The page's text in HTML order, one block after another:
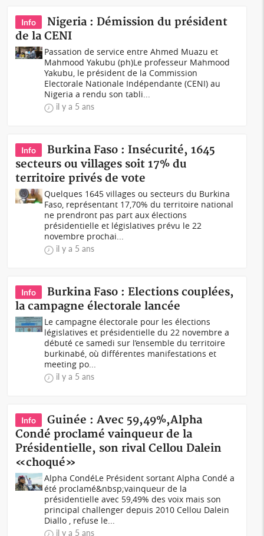
Info
Nigeria : Démission du président
de la CENI
Passation de service entre Ahmed Muazu et
Mahmood Yakubu (ph)Le professeur Mahmood
Yakubu, le président de la Commission
Electorale Nationale Indépendante (CENI) au
Nigeria a rendu son tabli...
il y a 5 ans
Info
Burkina Faso : Insécurité, 1645
secteurs ou villages soit 17% du
territoire privés de vote
Quelques 1645 villages ou secteurs du Burkina
Faso, représentant 17,70% du territoire national
ne prendront pas part aux élections
présidentielle et législatives prévu le 22
novembre prochai...
il y a 5 ans
Info
Burkina Faso : Elections couplées,
la campagne électorale lancée
Le campagne électorale pour les élections
législatives et présidentielle du 22 novembre a
débuté ce samedi sur l’ensemble du territoire
burkinabé, où différentes manifestations et
meeting po...
il y a 5 ans
Info
Guinée : Avec 59,49%,Alpha
Condé proclamé vainqueur de la
Présidentielle, son rival Cellou Dalein
«choqué»
Alpha CondéLe Président sortant Alpha Condé a
été proclamé&nbsp;vainqueur de la
présidentielle avec 59,49% des voix mais son
principal challenger depuis 2010 Cellou Dalein
Diallo , refuse le...
il y a 5 ans